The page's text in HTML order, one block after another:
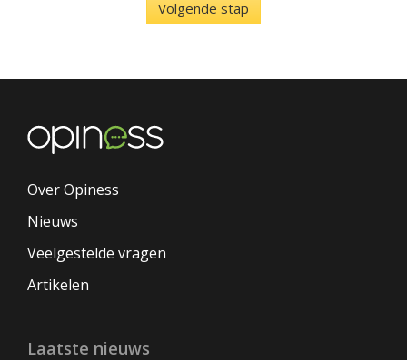
Over Opiness
Nieuws
Veelgestelde vragen
Artikelen
Laatste nieuws